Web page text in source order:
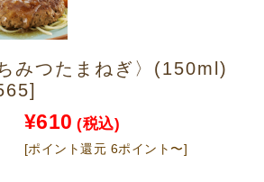
みつたまねぎ〉(150ml)
¥610 (税込)
[ポイント還元 6ポイント〜]